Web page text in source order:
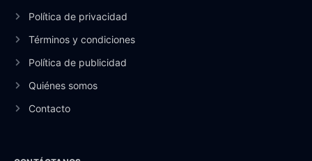
Política de privacidad
Términos y condiciones
Política de publicidad
Quiénes somos
Contacto